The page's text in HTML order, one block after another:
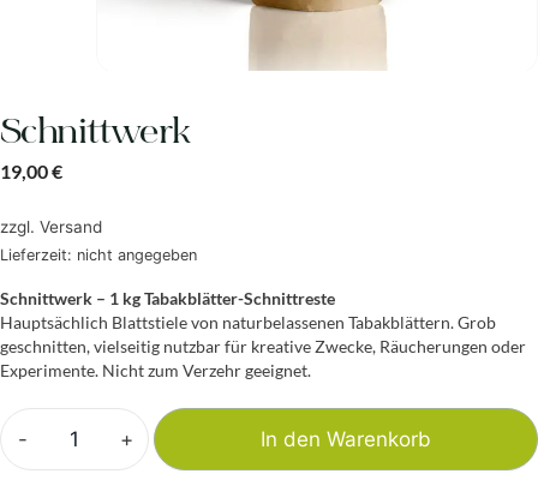
Schnittwerk
19,00€
zzgl. Versand
Lieferzeit: nicht angegeben
Schnittwerk – 1 kg Tabakblätter-Schnittreste
Hauptsächlich Blattstiele von naturbelassenen Tabakblättern. Grob
geschnitten, vielseitig nutzbar für kreative Zwecke, Räucherungen oder
Experimente. Nicht zum Verzehr geeignet.
-
Schnittwerk
+ In den Warenkorb